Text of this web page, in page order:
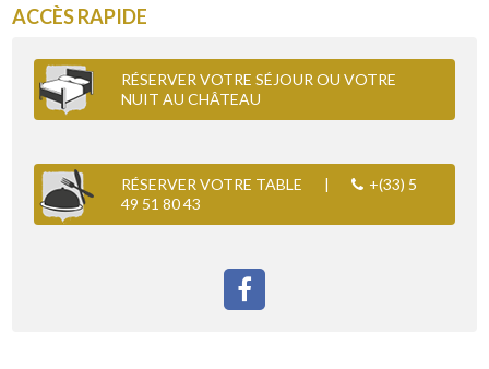
ACCÈS RAPIDE
RÉSERVER VOTRE SÉJOUR OU VOTRE
NUIT AU CHÂTEAU
RÉSERVER VOTRE TABLE |
+(33) 5
49 51 80 43
FACEBOOK